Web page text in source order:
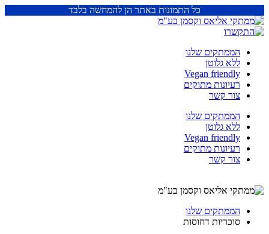
כל התמונות באתר הן להמחשה בלבד
הממתקים שלנו
ללא גלוטן
Vegan friendly
רעיונות מתוקים
צור קשר
הממתקים שלנו
ללא גלוטן
Vegan friendly
רעיונות מתוקים
צור קשר
הממתקים שלנו
סוכריות דחוסות